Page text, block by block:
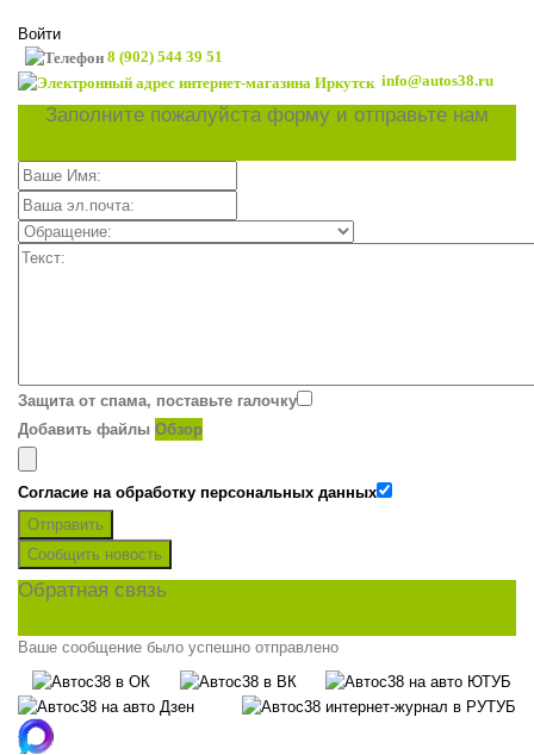
Войти
8 (902) 544 39 51
info@autos38.ru
Заполните пожалуйста форму и отправьте нам
Защита от спама, поставьте галочку
Добавить файлы Обзор
Согласие на обработку персональных данных
Отправить
Сообщить новость
Обратная связь
Ваше сообщение было успешно отправлено